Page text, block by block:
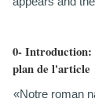
0- Introduction:
plan de l'article
«Notre roman